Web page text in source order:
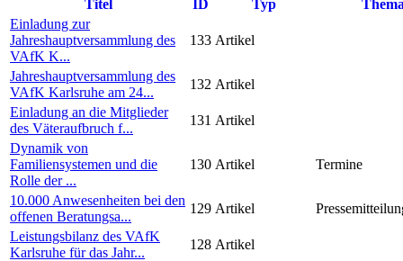
Titel ID Typ
Einladung zur
Jahreshauptversammlung des
VAfK K...
133 Artikel
Jahreshauptversammlung des
VAfK Karlsruhe am 24...
132 Artikel
Einladung an die Mitglieder
des Väteraufbruch f...
131 Artikel
Dynamik von
Familiensystemen und die
Rolle der ...
130 Artikel Termine
10.000 Anwesenheiten bei den
offenen Beratungsa...
129 Artikel
Leistungsbilanz des VAfK
Karlsruhe für das Jahr...
128 Artikel